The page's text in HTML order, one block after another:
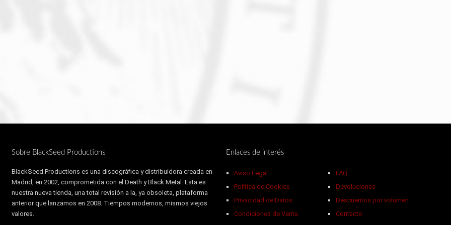
Sobre BlackSeed Productions
BlackSeed Productions es una discográfica y distribuidora creada en
Madrid, en 2002, comprometida con el Death y Black Metal. Esta es
nuestra nueva tienda, una total revisión a la, ya obsoleta, plataforma
anterior que lanzamos en 2008. Tiempos modernos, mismos viejos
valores.
Enlaces de interés
Aviso Legal
Política de Cookies
Privacidad de Datos
Condiciones de Venta
FAQ
Devoluciones
Descuentos por volumen
Contacto